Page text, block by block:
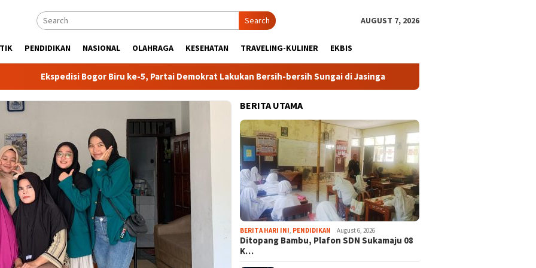
Search AUGUST 7, 2026
PENDIDIKAN NASIONAL OLAHRAGA KESEHATAN TRAVELING-KULINER EKBIS
Ekspedisi Bogor Biru ke-5, Partai Demokrat Lakukan Bersih-bersih Sungai di Jasinga Ekspedisi Bogor Biru di Pangradin
BERITA UTAMA
BERITA HARI INI PENDIDIKAN August 6, 2026
Ditopang Bambu, Plafon SDN Sukamaju 08
K…